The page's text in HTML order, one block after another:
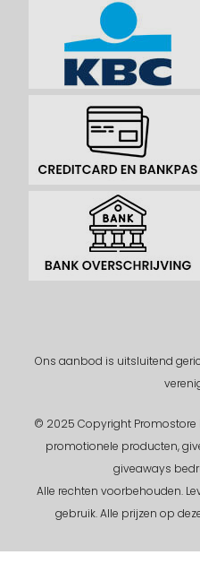
Ons aanbod is uitsluitend
© 2025 Copyright Promostore
promotionele producten,
giveaways
Alle rechten voorbehouden.
gebruik. Alle prijzen op